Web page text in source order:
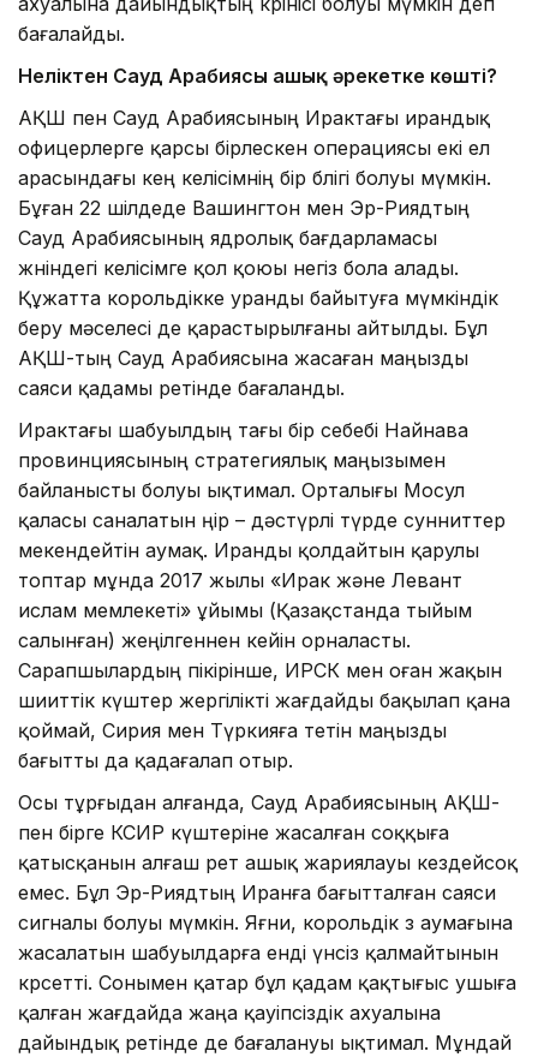
бағалайды.
Неліктен Сауд Арабиясы ашық әрекетке көшті?
АҚШ пен Сауд Арабиясының Ирактағы ирандық
офицерлерге қарсы бірлескен операциясы екі ел
арасындағы кең келісімнің бір бөлігі болуы мүмкін.
Бұған 22 шілдеде Вашингтон мен Эр-Риядтың
Сауд Арабиясының ядролық бағдарламасы
жөніндегі келісімге қол қоюы негіз бола алады.
Құжатта корольдікке уранды байытуға мүмкіндік
беру мәселесі де қарастырылғаны айтылды. Бұл
АҚШ-тың Сауд Арабиясына жасаған маңызды
саяси қадамы ретінде бағаланды.
Ирактағы шабуылдың тағы бір себебі Найнава
провинциясының стратегиялық маңызымен
байланысты болуы ықтимал. Орталығы Мосул
қаласы саналатын өңір – дәстүрлі түрде сунниттер
мекендейтін аумақ. Иранды қолдайтын қарулы
топтар мұнда 2017 жылы «Ирак және Левант
ислам мемлекеті» ұйымы (Қазақстанда тыйым
салынған) жеңілгеннен кейін орналасты.
Сарапшылардың пікірінше, ИРСК мен оған жақын
шииттік күштер жергілікті жағдайды бақылап қана
қоймай, Сирия мен Түркияға өтетін маңызды
бағытты да қадағалап отыр.
Осы тұрғыдан алғанда, Сауд Арабиясының АҚШ-
пен бірге КСИР күштеріне жасалған соққыға
қатысқанын алғаш рет ашық жариялауы кездейсоқ
емес. Бұл Эр-Риядтың Иранға бағытталған саяси
сигналы болуы мүмкін. Яғни, корольдік өз аумағына
жасалатын шабуылдарға енді үнсіз қалмайтынын
көрсетті. Сонымен қатар бұл қадам қақтығыс ушыға
қалған жағдайда жаңа қауіпсіздік ахуалына
дайындық ретінде де бағалануы ықтимал. Мұндай